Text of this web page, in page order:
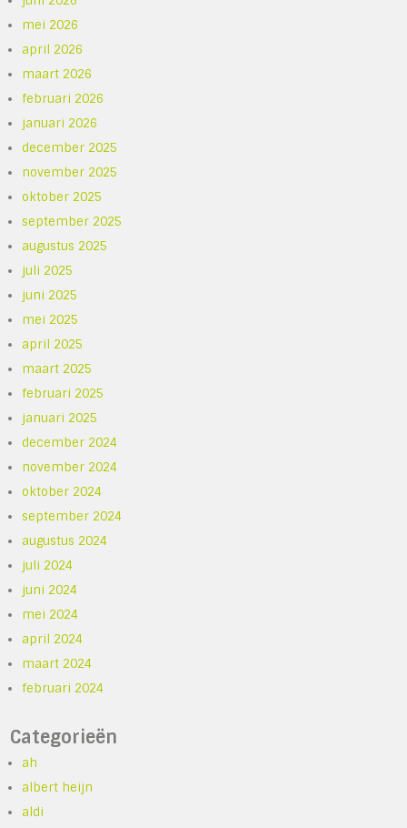
mei 2026
april 2026
maart 2026
februari 2026
januari 2026
december 2025
november 2025
oktober 2025
september 2025
augustus 2025
juli 2025
juni 2025
mei 2025
april 2025
maart 2025
februari 2025
januari 2025
december 2024
november 2024
oktober 2024
september 2024
augustus 2024
juli 2024
juni 2024
mei 2024
april 2024
maart 2024
februari 2024
Categorieën
ah
albert heijn
aldi